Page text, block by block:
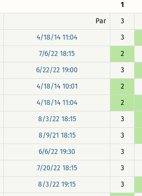
1
Par
3
4/18/14 11:04 3
7/6/22 18:15 2
6/22/22 19:00 3
4/18/14 10:01 2
4/18/14 11:04 2
8/3/22 18:15 3
8/9/21 18:15 3
6/6/22 19:30 3
7/20/22 18:15 3
8/3/22 19:15 3